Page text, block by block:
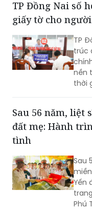
sĩ.
TP Đồng Nai số
giấy tờ cho
TP
trúc
nền
thời
Sau 56 năm, liệt
đất mẹ: Hành
tình
Sau
Yến
Phú